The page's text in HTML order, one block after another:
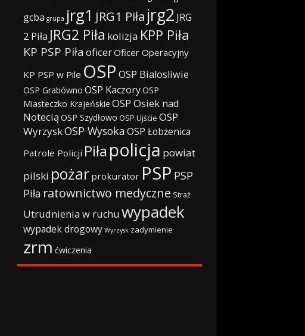
gcba grupa jrg1 JRG1 Piła jrg2 JRG
2 Piła JRG2 Piła kolizja KPP Piła
KP PSP Piła oficerOficer Operacyjny
KP PSP w Pile OSP OSP Bialosliwie
OSP Grabówno OSP KaczoryOSP
Miasteczko Krajeńskie OSP Osiek nad
Notecią OSP Szydłowo OSP Ujście OSP
WyrzyskOSP WysokaOSP Łobżenica
Patrole Policji Piła policja powiat
pilski pożar prokurator PSP PSP
Piła ratownictwo medyczne Straż
Utrudnienia w ruchu wypadek
wypadek drogowy Wyrzysk zadymienie
zrm ćwiczenia